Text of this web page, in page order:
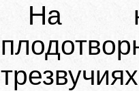
На